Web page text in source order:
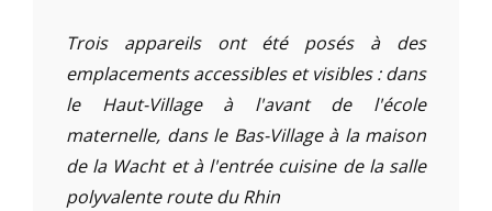
Trois appareils ont été posés à des
emplacements accessibles et visibles : dans
le Haut-Village à l'avant de l'école
maternelle, dans le Bas-Village à la maison
de la Wacht et à l'entrée cuisine de la salle
polyvalente route du Rhin